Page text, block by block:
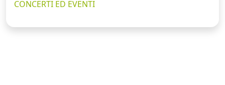
CONCERTI ED EVENTI